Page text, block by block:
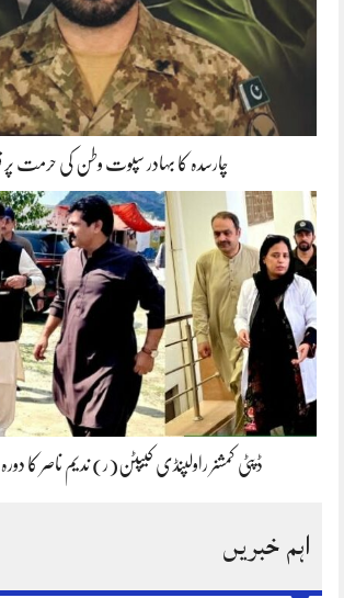
چارسدہ کا بہادر سپوت وطن کی حرمت پر
ڈپٹی کمشنر راولپنڈی کیپٹن(ر) ندیم ناصر کا
اہم خبریں